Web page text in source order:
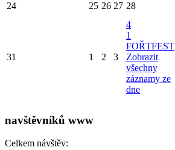
24 25 26 27 28
31 1 2 3
4
1
FOŘTFEST
Zobrazit
všechny
záznamy ze
dne
navštěvníků www
Celkem návštěv: